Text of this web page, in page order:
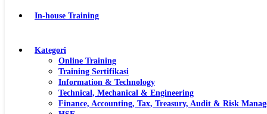
In-house Training
Kategori
Online Training
Training Sertifikasi
Information & Technology
Technical, Mechanical & Engineering
Finance, Accounting, Tax, Treasury, Audit & Risk